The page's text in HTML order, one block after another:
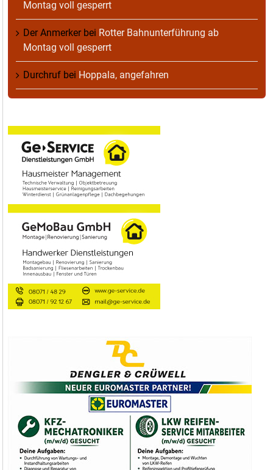
Montag voll gesperrt
Der Anmerkerbei Rotter Bahnunterführung ab
Montag voll gesperrt
Durchruf bei Hoppala, angefahren